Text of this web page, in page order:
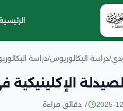
/دراسة البكالوريوس/دراسة
الإكلينيكية
2025- 7 دقائق قراءة